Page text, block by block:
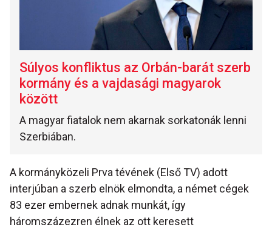
Súlyos konfliktus az Orbán-barát szerb
kormány és a vajdasági magyarok
között
A magyar fiatalok nem akarnak sorkatonák lenni
Szerbiában.
A kormányközeli Prva tévének (Első TV) adott
interjúban a szerb elnök elmondta, a német cégek
83 ezer embernek adnak munkát, így
háromszázezren élnek az ott keresett